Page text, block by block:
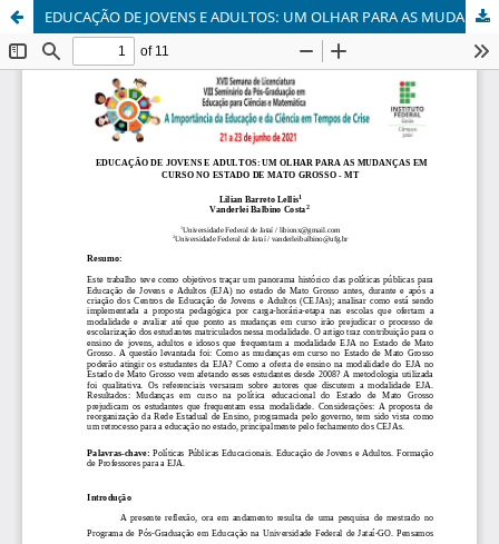
EDUCAÇÃO DE JOVENS E ADULTOS: UM OLHAR PARA AS MUDANÇAS EM CURSO NO ESTADO DE MATO GROSSO - MT